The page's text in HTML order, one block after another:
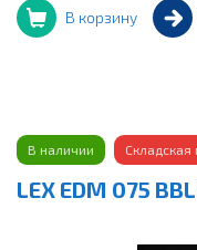
В корзину
В наличии
LEX EDM 075